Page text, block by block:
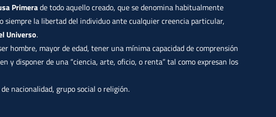
Primerade todo aquello creado, que se denomina habitualmente
siempre la libertad del individuo ante cualquier creencia particular,
Universo.
hombre, mayor de edad, tener una mínima capacidad de comprensión
y disponer de una “ciencia, arte, oficio, o renta” tal como expresan los
nacionalidad, grupo social o religión.